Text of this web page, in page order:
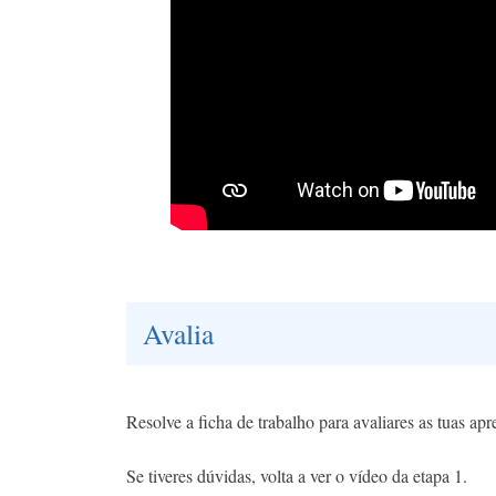
Avalia
Resolve a ficha de trabalho para avaliares as tuas
Se tiveres dúvidas, volta a ver o vídeo da etapa 1.